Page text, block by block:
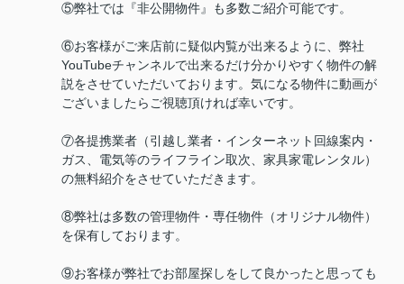
⑤弊社では『非公開物件』も多数ご紹介可能です。
⑥お客様がご来店前に疑似内覧が出来るように、弊社
YouTubeチャンネルで出来るだけ分かりやすく物件の解
説をさせていただいております。気になる物件に動画が
ございましたらご視聴頂ければ幸いです。
⑦各提携業者（引越し業者・インターネット回線案内・
ガス、電気等のライフライン取次、家具家電レンタル）
の無料紹介をさせていただきます。
⑧弊社は多数の管理物件・専任物件（オリジナル物件）
を保有しております。
⑨お客様が弊社でお部屋探しをして良かったと思っても